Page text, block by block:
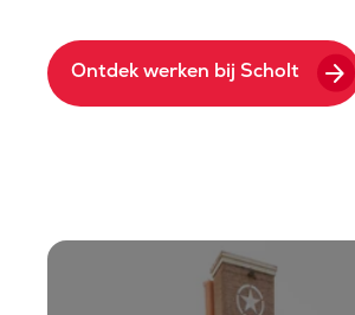
Ontdek werken bij Scholt arrow_forward